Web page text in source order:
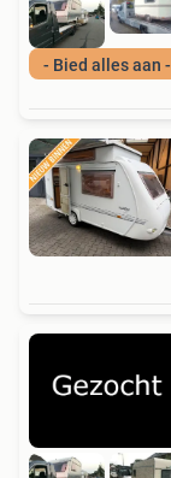
- Bied alles aan -